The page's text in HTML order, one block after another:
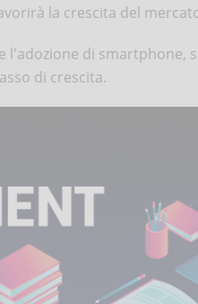
la crescita del
di smartphone,
di crescita.